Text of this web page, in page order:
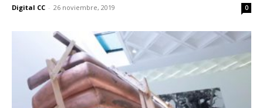
Digital CC - 26 noviembre, 2019 0